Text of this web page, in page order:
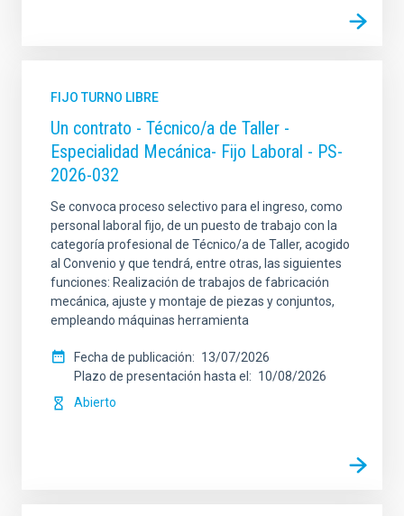
FIJO TURNO LIBRE
Un contrato - Técnico/a de Taller -
Especialidad Mecánica- Fijo Laboral - PS-
2026-032
Se convoca proceso selectivo para el ingreso, como
personal laboral fijo, de un puesto de trabajo con la
categoría profesional de Técnico/a de Taller, acogido
al Convenio y que tendrá, entre otras, las siguientes
funciones: Realización de trabajos de fabricación
mecánica, ajuste y montaje de piezas y conjuntos,
empleando máquinas herramienta
Fecha de publicación
13/07/2026
Plazo de presentación hasta el
10/08/2026
Abierto